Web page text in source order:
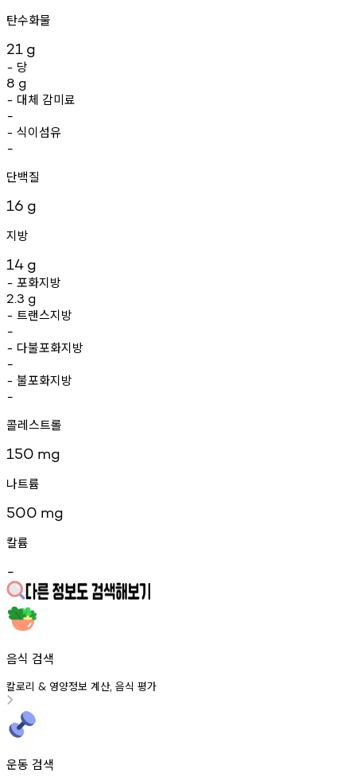
탄수화물
21 g
- 당
8 g
- 대체 감미료
-
- 식이섬유
-
단백질
16 g
지방
14 g
- 포화지방
2.3 g
- 트랜스지방
-
- 다불포화지방
-
- 불포화지방
-
콜레스트롤
150 mg
나트륨
500 mg
칼륨
-
음식 검색
칼로리 & 영양정보 계산, 음식 평가
운동 검색